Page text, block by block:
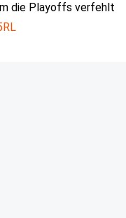
die Playoffs verfehlt